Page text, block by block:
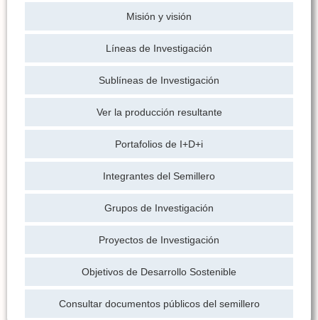
Misión y visión
Líneas de Investigación
Sublíneas de Investigación
Ver la producción resultante
Portafolios de I+D+i
Integrantes del Semillero
Grupos de Investigación
Proyectos de Investigación
Objetivos de Desarrollo Sostenible
Consultar documentos públicos del semillero